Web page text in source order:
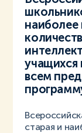
наиболее
всем
старая и